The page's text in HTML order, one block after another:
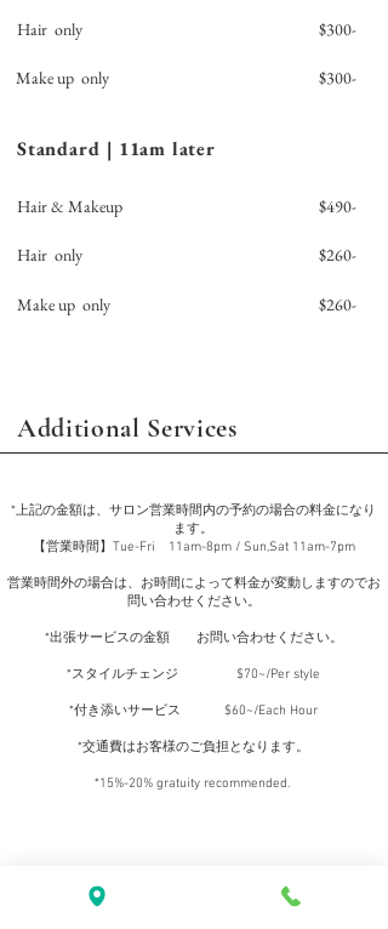
Hair only
Make up only
$300-
$300-
Standard | 11am later
Hair & Makeup
Hair only
Make up only
$490-
$260-
$260-
Additional Services
*上記の金額は、サロン営業時間内の予約の場合の料金になり
ます。
【営業時間】Tue-Fri 11am-8pm / Sun,Sat 11am-7pm
営業時間外の場合は、お時間によって料金が変動しますのでお
問い合わせください。
*出張サービスの金額 お問い合わせください。
*スタイルチェンジ $70~/Per style
*付き添いサービス $60~/Each Hour
*交通費はお客様のご負担となります。
*15%-20% gratuity recommended.
​Feel free to ask any question.